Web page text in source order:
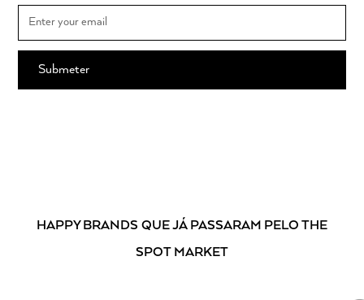
HAPPY BRANDS QUE JÁ PASSARAM PELO THE
SPOT MARKET